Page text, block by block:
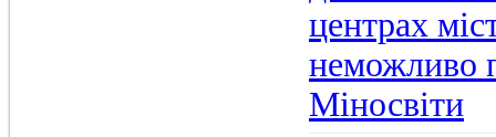
центрах
неможливо
Міносвіти